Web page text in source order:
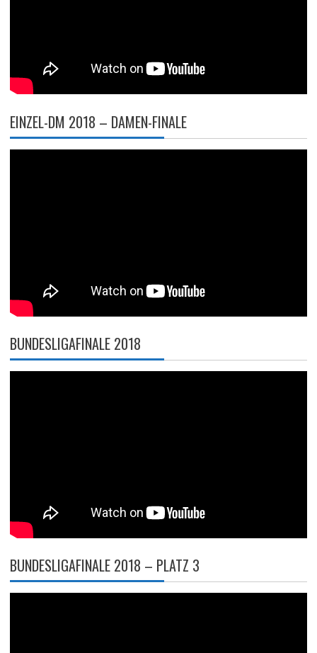
EINZEL-DM 2018 – DAMEN-FINALE
BUNDESLIGAFINALE 2018
BUNDESLIGAFINALE 2018 – PLATZ 3